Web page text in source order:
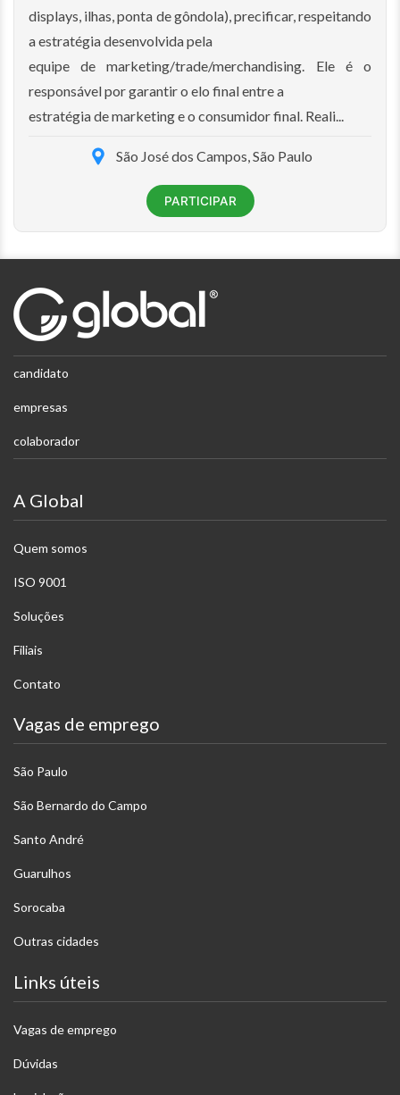
displays, ilhas, ponta de gôndola), precificar, respeitando
a estratégia desenvolvida pela
equipe de marketing/trade/merchandising. Ele é o
responsável por garantir o elo final entre a
estratégia de marketing e o consumidor final. Reali...
São José dos Campos, São Paulo
PARTICIPAR
candidato
empresas
colaborador
A Global
Quem somos
ISO 9001
Soluções
Filiais
Contato
Vagas de emprego
São Paulo
São Bernardo do Campo
Santo André
Guarulhos
Sorocaba
Outras cidades
Links úteis
Vagas de emprego
Dúvidas